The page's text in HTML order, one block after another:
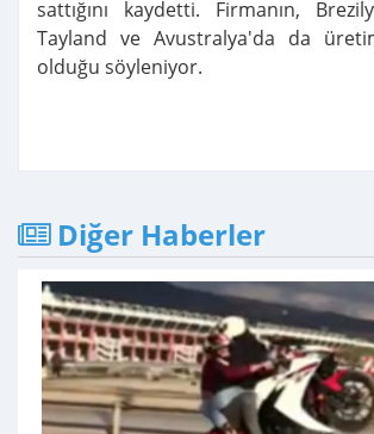
sattığını kaydetti. Firmanın,
Tayland ve Avustralya'da da
olduğu söyleniyor.
Diğer Haberler